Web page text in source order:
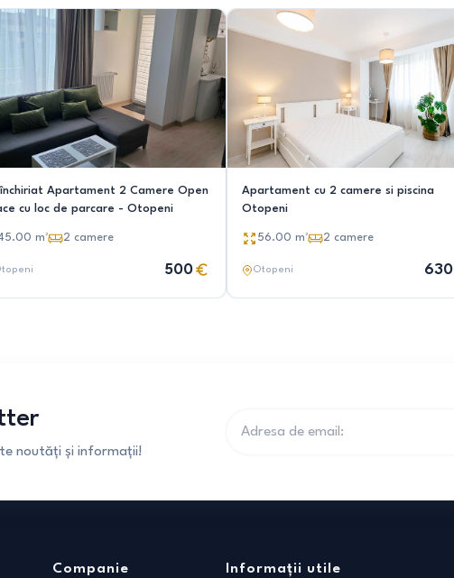
închiriat Apartament 2 Camere Open
cu loc de parcare - Otopeni
m² 2 camere
500
Apartament cu 2 camere si piscina
Otopeni
56.00 m² 2 camere
Otopeni 630
noutăți și informații!
Companie Informații utile